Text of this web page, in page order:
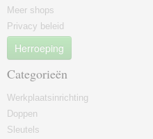
Meer shops
Privacy beleid
Herroeping
Categorieën
Werkplaatsinrichting
Doppen
Sleutels